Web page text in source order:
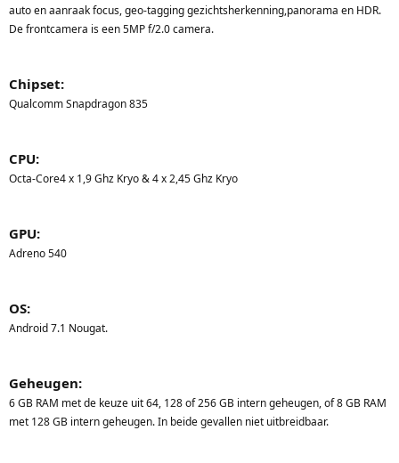
auto en aanraak focus, geo-tagging gezichtsherkenning,panorama en HDR.
De frontcamera is een 5MP f/2.0 camera.
Chipset:
Qualcomm Snapdragon 835
CPU:
Octa-Core4 x 1,9 Ghz Kryo & 4 x 2,45 Ghz Kryo
GPU:
Adreno 540
OS:
Android 7.1 Nougat.
Geheugen:
6 GB RAM met de keuze uit 64, 128 of 256 GB intern geheugen, of 8 GB RAM
met 128 GB intern geheugen. In beide gevallen niet uitbreidbaar.